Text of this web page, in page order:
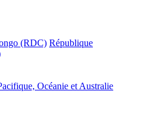
(RDC) République
Océanie et Australie